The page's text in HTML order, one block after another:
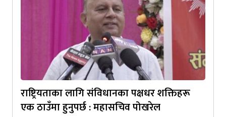
राष्ट्रियताका लागि संविधानका पक्षधर शक्तिहरू
एक ठाउँमा हुनुपर्छ : महासचिव पोखरेल